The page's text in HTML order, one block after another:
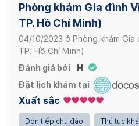
Phòng khám Gia đình
TP. Hồ Chí Minh)
04/10/2023 ở Phòng khám Gia
TP. Hồ Chí Minh)
Đánh giá bởi
H
Đặt lịch khám tại
Xuất sắc
Đón tiếp chu đáo Thủ tục